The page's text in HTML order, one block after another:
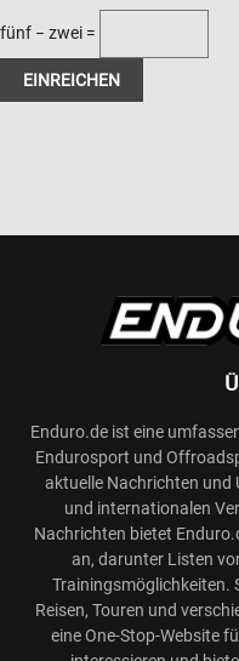
fünf − zwei =
Enduro.de ist eine
Endurosport und
aktuelle Nachrichten und
und internationalen
Nachrichten bietet
an, darunter Listen
Trainingsmöglichkeiten.
Reisen, Touren und
eine One-Stop-Website